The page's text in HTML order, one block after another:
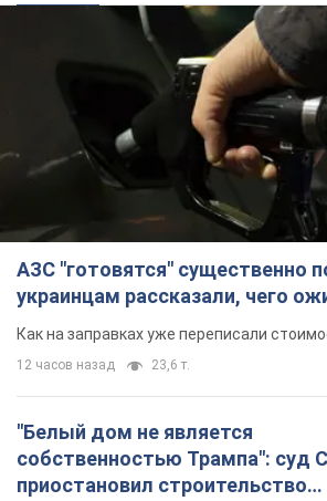
АЗС "готовятся" существенно
украинцам рассказали, чего
Как на заправках уже переписали
12 часов назад 23,6 т.
"Белый дом не является
собственностью Трампа": суд
приостановил строительство